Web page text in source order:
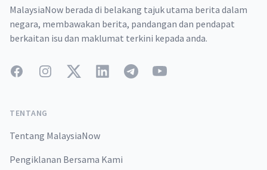
MalaysiaNow berada di belakang tajuk utama berita dalam
negara, membawakan berita, pandangan dan pendapat
berkaitan isu dan maklumat terkini kepada anda.
FacebookInstagramTwitterLinkedInTelegramYouTube
TENTANG
Tentang MalaysiaNow
Pengiklanan Bersama Kami